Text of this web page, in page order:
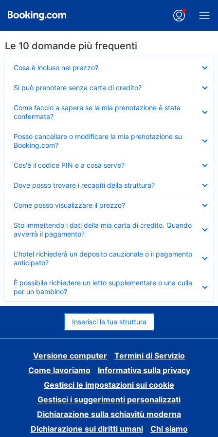
Le 10 domande più frequenti
Cosa è incluso nel prezzo?
chiuso
Si può prenotare senza carta di credito?
chiuso
Come faccio a sapere se la mia prenotazione è stata
confermata?
chiuso
Posso cancellare o modificare la mia prenotazione su
Booking.com?
chiuso
Cos'è il codice PIN e a cosa serve?
chiuso
Dove posso trovare i recapiti della struttura?
chiuso
Come posso visualizzare il prezzo?
chiuso
Sto immettendo i dati della mia carta di credito. Quando
avverrà il pagamento?
chiuso
L’hotel richiederà un deposito cauzionale o il pagamento
anticipato?
chiuso
È possibile richiedere un letto supplementare o una culla
per un bambino?
Elemento
chiuso
Inserisci la tua struttura
Versione computer
Termini di Servizio
Come lavoriamo
Informativa sulla privacy
Gestisci le impostazioni sui cookie
Gestisci i suggerimenti personalizzati
Dichiarazione sulla schiavitù moderna
Dichiarazione sui diritti umani
Chi siamo